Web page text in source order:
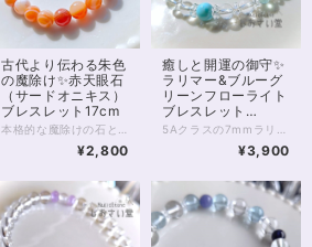
古代より伝わる朱色
の魔除け✨赤天眼石
（サードオニキス）
ブレスレット17cm
¥2,800
癒しと開運の御守✨
ラリマー&ブルーグ
リーンフローライト
ブレスレット
16.5cm
¥3,900